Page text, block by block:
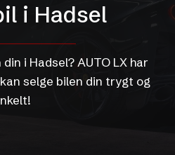
i Hadsel
i Hadsel? AUTO LX har
selge bilen din trygt og